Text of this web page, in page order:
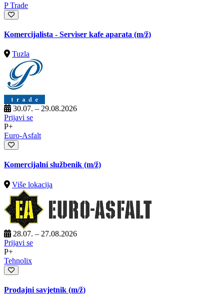
P Trade
Komercijalista - Serviser kafe aparata (m/ž)
Tuzla
30.07. – 29.08.2026
Prijavi se
P+
Euro-Asfalt
Komercijalni službenik (m/ž)
Više lokacija
28.07. – 27.08.2026
Prijavi se
P+
Tehnolix
Prodajni savjetnik (m/ž)